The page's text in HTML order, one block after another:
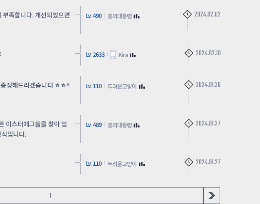
족합니다. 개선되었으면
Lv. 490 총의대통령 2024.02.02
Lv. 2633 Kira 2024.02.01
정해드리겠슴니디 ㅎㅎ^
Lv. 110 두려운고양이 2024.01.28
이스터에그들을 찾아 임
입니다.
Lv. 489 총의대통령 2024.01.27
Lv. 110 두려운고양이 2024.01.27
1